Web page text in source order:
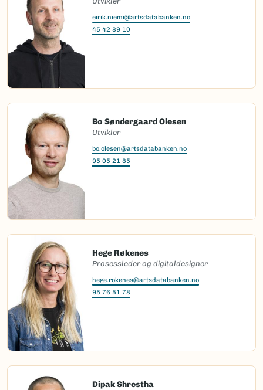
eirik.niemi@artsdatabanken.no
45 42 89 10
Bo Søndergaard Olesen
Utvikler
bo.olesen@artsdatabanken.no
95 05 21 85
Hege Røkenes
Prosessleder og digitaldesigner
hege.rokenes@artsdatabanken.no
95 76 51 78
Dipak Shrestha